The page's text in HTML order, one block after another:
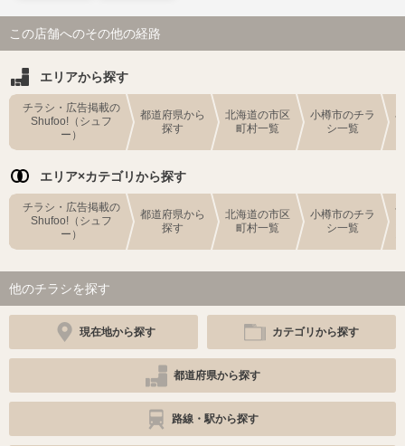
この店舗へのその他の経路
エリアから探す
チラシ・広告掲載の
Shufoo!（シュフ
ー）
都道府県から
探す
北海道の市区
町村一覧
小樽市のチラ
シ一覧
エリア×カテゴリから探す
チラシ・広告掲載の
Shufoo!（シュフ
ー）
都道府県から
探す
北海道の市区
町村一覧
小樽市のチラ
シ一覧
他のチラシを探す
現在地から探す カテゴリから探す
都道府県から探す
路線・駅から探す